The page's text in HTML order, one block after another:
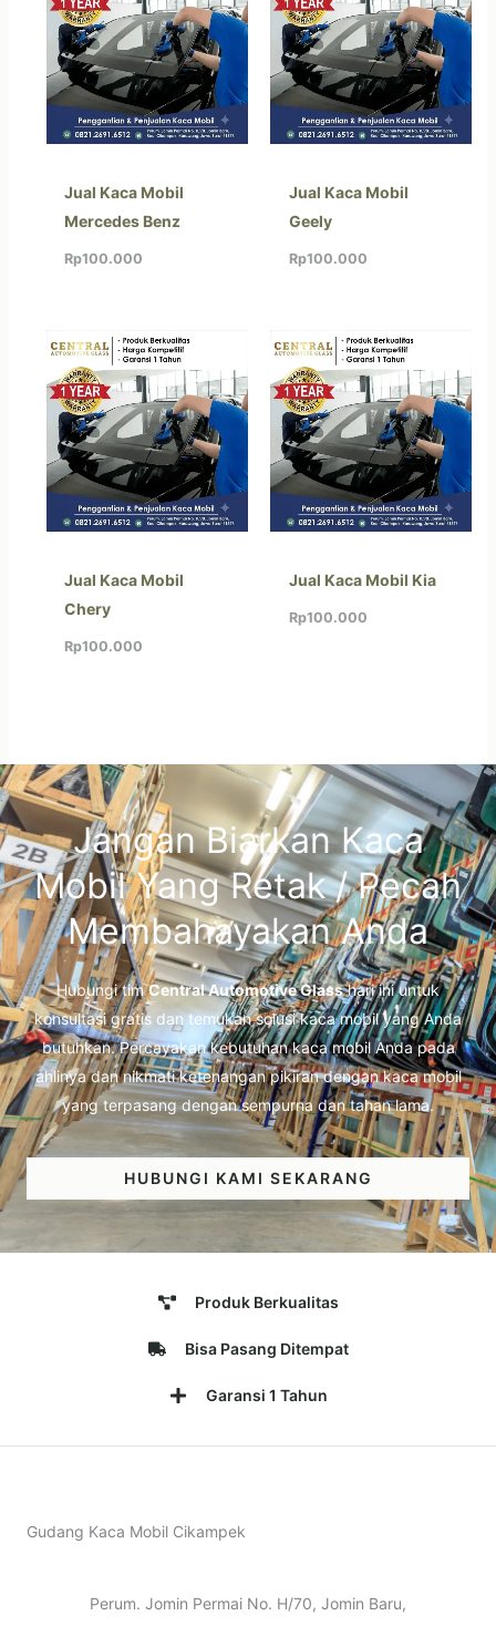
Jual Kaca Mobil
Mercedes Benz
Rp100.000
Jual Kaca Mobil
Geely
Rp100.000
Jual Kaca Mobil
Chery
Rp100.000
Jual Kaca Mobil Kia
Rp100.000
Jangan Biarkan Kaca
Mobil Yang Retak / Pecah
Membahayakan Anda
Hubungi timCentral Automotive Glasshari ini untuk
konsultasi gratis dan temukan solusi kaca mobil yang Anda
butuhkan. Percayakan kebutuhan kaca mobil Anda pada
ahlinya dan nikmati ketenangan pikiran dengan kaca mobil
yang terpasang dengan sempurna dan tahan lama.
HUBUNGI KAMI SEKARANG
Produk Berkualitas
Bisa Pasang Ditempat
Garansi 1 Tahun
Gudang Kaca Mobil Cikampek
Perum. Jomin Permai No. H/70, Jomin Baru,